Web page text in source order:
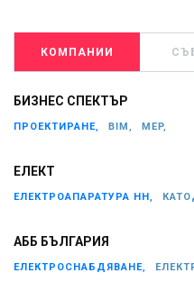
КОМПАНИИ
БИЗНЕС СПЕКТЪР
ПРОЕКТИРАНЕ, BIM, MEP,
ЕЛЕКТ
ЕЛЕКТРОАПАРАТУРА НН,
АББ БЪЛГАРИЯ
ЕЛЕКТРОСНАБДЯВАНЕ,